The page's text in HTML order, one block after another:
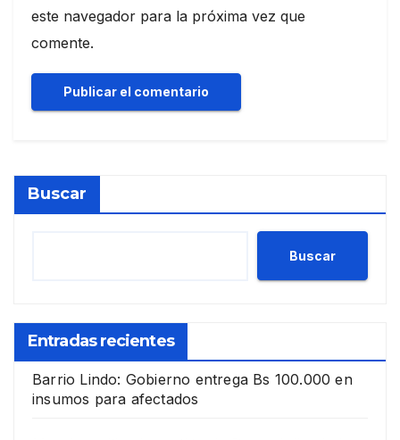
este navegador para la próxima vez que
comente.
Buscar
Buscar
Entradas recientes
Barrio Lindo: Gobierno entrega Bs 100.000 en
insumos para afectados